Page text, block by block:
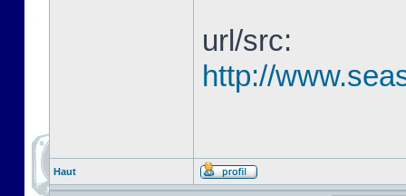
url/src:
http://
Haut